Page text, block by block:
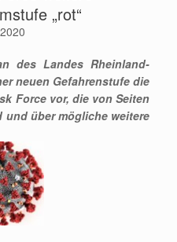
„rot“
des Landes Rheinland-
neuen Gefahrenstufe die
Force vor, die von Seiten
über mögliche weitere